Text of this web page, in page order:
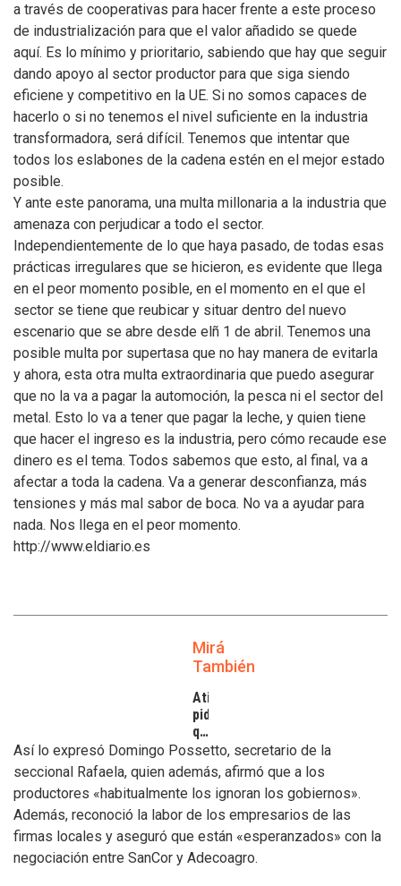
a través de cooperativas para hacer frente a este proceso
de industrialización para que el valor añadido se quede
aquí. Es lo mínimo y prioritario, sabiendo que hay que seguir
dando apoyo al sector productor para que siga siendo
eficiene y competitivo en la UE. Si no somos capaces de
hacerlo o si no tenemos el nivel suficiente en la industria
transformadora, será difícil. Tenemos que intentar que
todos los eslabones de la cadena estén en el mejor estado
posible.
Y ante este panorama, una multa millonaria a la industria que
amenaza con perjudicar a todo el sector.
Independientemente de lo que haya pasado, de todas esas
prácticas irregulares que se hicieron, es evidente que llega
en el peor momento posible, en el momento en el que el
sector se tiene que reubicar y situar dentro del nuevo
escenario que se abre desde elñ 1 de abril. Tenemos una
posible multa por supertasa que no hay manera de evitarla
y ahora, esta otra multa extraordinaria que puedo asegurar
que no la va a pagar la automoción, la pesca ni el sector del
metal. Esto lo va a tener que pagar la leche, y quien tiene
que hacer el ingreso es la industria, pero cómo recaude ese
dinero es el tema. Todos sabemos que esto, al final, va a
afectar a toda la cadena. Va a generar desconfianza, más
tensiones y más mal sabor de boca. No va a ayudar para
nada. Nos llega en el peor momento.
http://www.eldiario.es
Mirá
También
Atilra
pide
que
se
atiendan
inconvenientes
de
los
tamberos
Así lo expresó Domingo Possetto, secretario de la
seccional Rafaela, quien además, afirmó que a los
productores «habitualmente los ignoran los gobiernos».
Además, reconoció la labor de los empresarios de las
firmas locales y aseguró que están «esperanzados» con la
negociación entre SanCor y Adecoagro.